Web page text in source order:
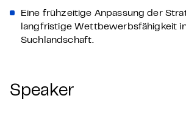
Eine frühzeitige Anpassung der
langfristige Wettbewerbsfähigkeit
Suchlandschaft.
Speaker